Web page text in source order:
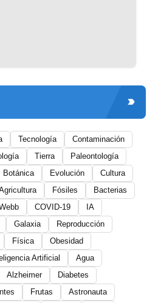
Tecnología
Contaminación
Tierra
Paleontología
Botánica Evolución
Cultura
Fósiles
Bacterias
COVID-19
IA
Galaxia
Reproducción
Física
Obesidad
Artificial
Agua
Alzheimer
Diabetes
Frutas
Astronauta